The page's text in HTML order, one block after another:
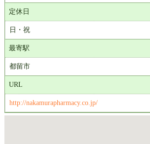
定休日
日・祝
最寄駅
都留市
URL
http://nakamurapharmacy.co.jp/